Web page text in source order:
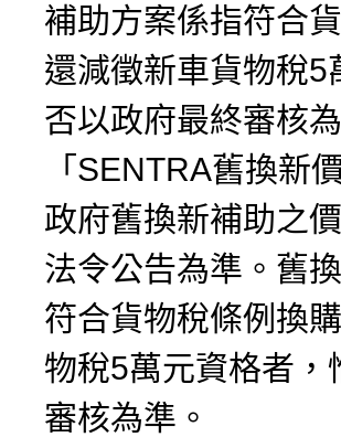
補助方案係指符合
還減徵新車貨物稅
否以政府最終審核
「SENTRA舊換新
政府舊換新補助之
法令公告為準。舊
符合貨物稅條例換
物稅5萬元資格者
審核為準。